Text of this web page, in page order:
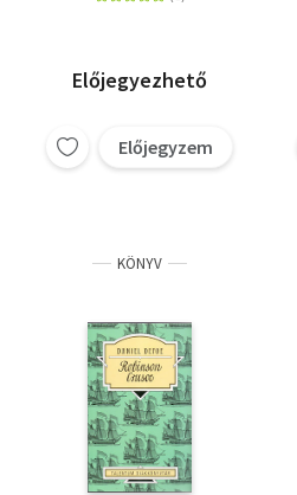
Előjegyezhető
Előjegyzem
KÖNYV